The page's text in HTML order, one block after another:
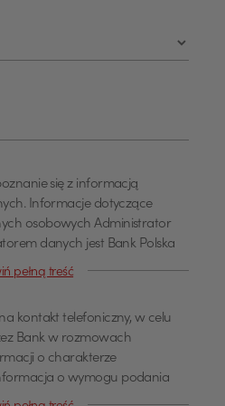
się z informacją
Informacje dotyczące
osobowych Administrator
danych jest Bank Polska
Akcyjna z siedzibą w Warszawie,
adres email
telefonicznie pod numerem 519
Bank Pekao SA - Centrala, ul.
U administratora
pełną treść
kontakt telefoniczny, w celu
Bank w rozmowach
o charakterze
o wymogu podania
osobowych dla celów